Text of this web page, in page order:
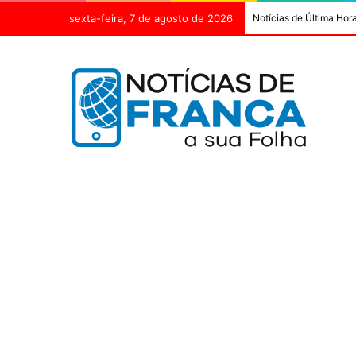
sexta-feira, 7 de agosto de 2026 Notícias de Última Hora